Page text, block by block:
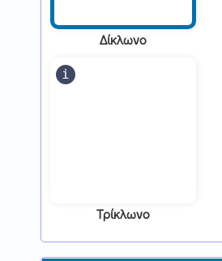
Δίκλωνο
Τρίκλωνο